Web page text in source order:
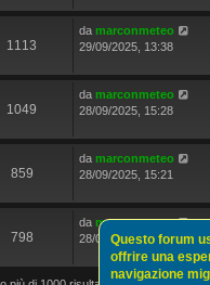
1113
da marconmeteo
29/09/2025, 13:38
1049
da marconmeteo
28/09/2025, 15:28
859
da marconmeteo
28/09/2025, 15:21
798
da marconmeteo
28/09/2025, 15:17
Questo forum
offrire una
navigazione